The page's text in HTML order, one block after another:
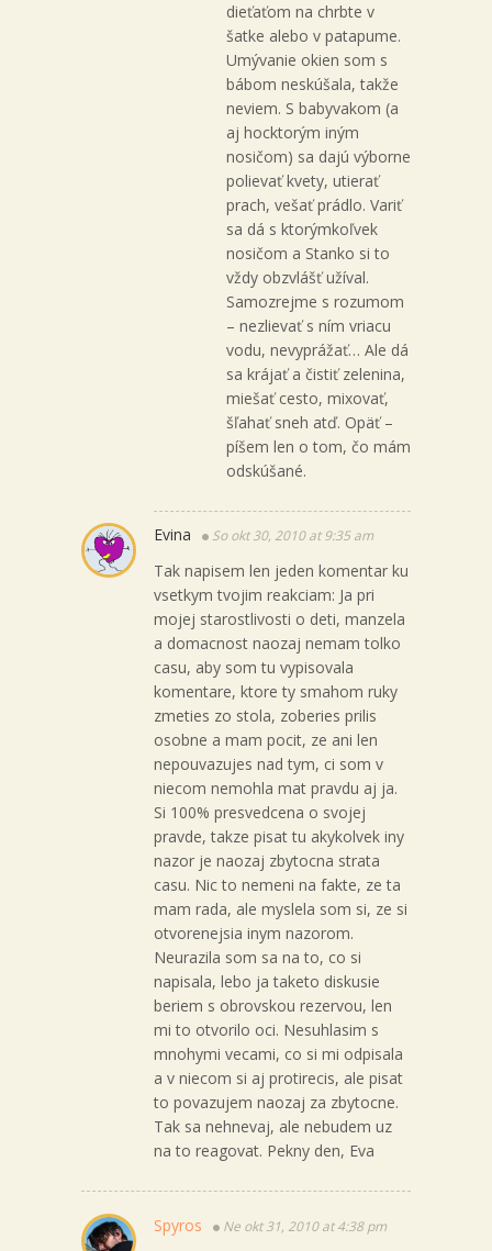
dieťaťom na chrbte v
šatke alebo v patapume.
Umývanie okien som s
bábom neskúšala, takže
neviem. S babyvakom (a
aj hocktorým iným
nosičom) sa dajú výborne
polievať kvety, utierať
prach, vešať prádlo. Variť
sa dá s ktorýmkoľvek
nosičom a Stanko si to
vždy obzvlášť užíval.
Samozrejme s rozumom
– nezlievať s ním vriacu
vodu, nevyprážať… Ale dá
sa krájať a čistiť zelenina,
miešať cesto, mixovať,
šľahať sneh atď. Opäť –
píšem len o tom, čo mám
odskúšané.
Evina So okt 30, 2010 at 9:35 am
Tak napisem len jeden komentar ku
vsetkym tvojim reakciam: Ja pri
mojej starostlivosti o deti, manzela
a domacnost naozaj nemam tolko
casu, aby som tu vypisovala
komentare, ktore ty smahom ruky
zmeties zo stola, zoberies prilis
osobne a mam pocit, ze ani len
nepouvazujes nad tym, ci som v
niecom nemohla mat pravdu aj ja.
Si 100% presvedcena o svojej
pravde, takze pisat tu akykolvek iny
nazor je naozaj zbytocna strata
casu. Nic to nemeni na fakte, ze ta
mam rada, ale myslela som si, ze si
otvorenejsia inym nazorom.
Neurazila som sa na to, co si
napisala, lebo ja taketo diskusie
beriem s obrovskou rezervou, len
mi to otvorilo oci. Nesuhlasim s
mnohymi vecami, co si mi odpisala
a v niecom si aj protirecis, ale pisat
to povazujem naozaj za zbytocne.
Tak sa nehnevaj, ale nebudem uz
na to reagovat. Pekny den, Eva
Spyros Ne okt 31, 2010 at 4:38 pm